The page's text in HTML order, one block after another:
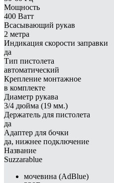
Мощность
400 Ватт
Всасывающий рукав
2 метра
Индикация скорости заправки
да
Тип пистолета
автоматический
Крепление монтажное
в комплекте
Диаметр рукава
3/4 дюйма (19 мм.)
Держатель для пистолета
да
Адаптер для бочки
да, нижнее подключение
Название
Suzzarablue
мочевина (AdBlue)